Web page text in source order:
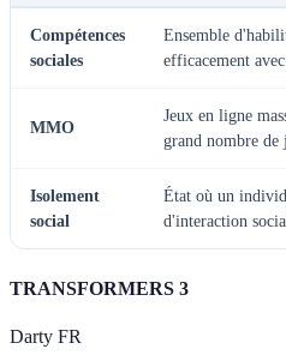
Compétences
sociales
Ensemble
efficacement
MMO
Jeux en ligne
grand nombre de
Isolement
social
État où un
d'interaction
TRANSFORMERS 3
Darty FR